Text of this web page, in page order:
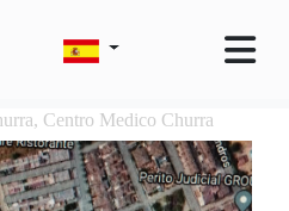
Centro Medico Churra